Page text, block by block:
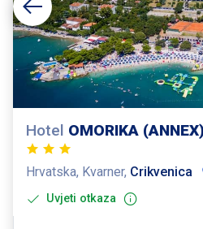
Hotel OMORIKA
Hrvatska, Kvarner, Crikvenica
Uvjeti otkaza